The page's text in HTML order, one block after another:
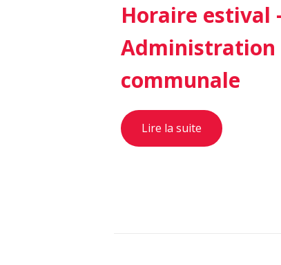
Horaire estival
Administration
communale
Lire la suite